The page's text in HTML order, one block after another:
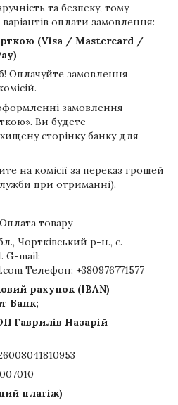
та безпеку, тому
оплати замовлення:
(Visa / Mastercard /
Оплачуйте замовлення
замовлення
Ви будете
сторінку банку для
на комісії за переказ грошей
при отриманні).
товару
Чортківський р-н., с.
G-mail:
Телефон: +380976771577
рахунок (IBAN)
Банк;
Гаврилів Назарій
платіж)